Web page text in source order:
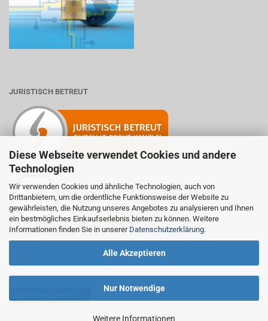
Diese Webseite verwendet Cookies und andere
Technologien
Wir verwenden Cookies und ähnliche Technologien, auch von
Drittanbietern, um die ordentliche Funktionsweise der Website zu
gewährleisten, die Nutzung unseres Angebotes zu analysieren und Ihnen
ein bestmögliches Einkaufserlebnis bieten zu können. Weitere
Informationen finden Sie in unserer Datenschutzerklärung.
Alle Akzeptieren
Nur Notwendige
Weitere Informationen
JURISTISCH BETREUT
Mitglied der Initiative "Fairness im Handel".
Informationen zur Initiative:
https://www.fairness-im-handel.de